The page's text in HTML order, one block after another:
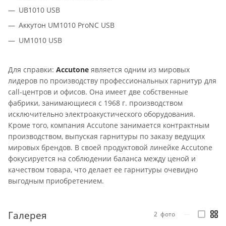
UB1010 USB
Аккутон UM1010 ProNC USB
UM1010 USB
Для справки: Accutone является одним из мировых
лидеров по производству профессиональных гарнитур для
call-центров и офисов. Она имеет две собственные
фабрики, занимающиеся с 1968 г. производством
исключительно электроакустического оборудования.
Кроме того, компания Accutone занимается контрактным
производством, выпуская гарнитуры по заказу ведущих
мировых брендов. В своей продуктовой линейке Accutone
фокусируется на соблюдении баланса между ценой и
качеством товара, что делает ее гарнитуры очевидно
выгодным приобретением.
Галерея 2 фото